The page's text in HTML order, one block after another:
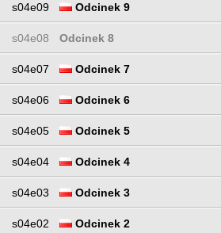
s04e09 Odcinek 9
s04e08 Odcinek 8
s04e07 Odcinek 7
s04e06 Odcinek 6
s04e05 Odcinek 5
s04e04 Odcinek 4
s04e03 Odcinek 3
s04e02 Odcinek 2